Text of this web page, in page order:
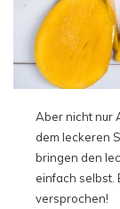
Aber nicht nur
dem leckeren
bringen den
einfach selbst.
versprochen!